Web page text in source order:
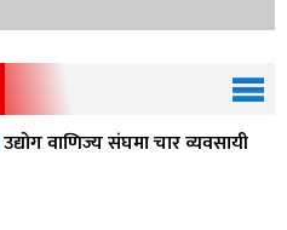
उद्योग वाणिज्य संघमा चार व्यवसायी